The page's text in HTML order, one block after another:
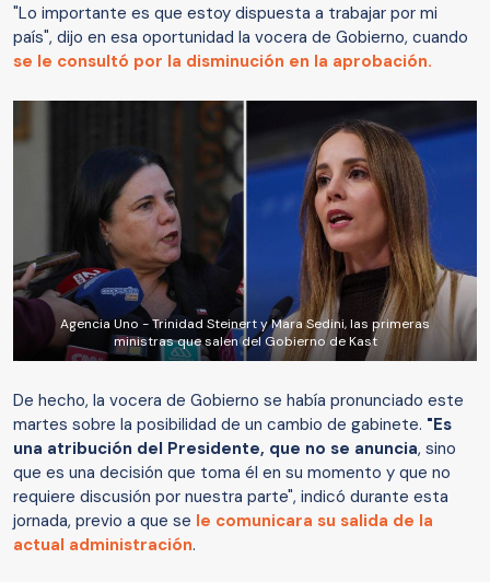
"Lo importante es que estoy dispuesta a trabajar por mi
país", dijo en esa oportunidad la vocera de Gobierno, cuando
se le consultó por la disminución en la aprobación.
Agencia Uno - Trinidad Steinert y Mara Sedini, las primeras
ministras que salen del Gobierno de Kast
De hecho, la vocera de Gobierno se había pronunciado este
martes sobre la posibilidad de un cambio de gabinete. "Es
una atribución del Presidente, que no se anuncia, sino
que es una decisión que toma él en su momento y que no
requiere discusión por nuestra parte", indicó durante esta
jornada, previo a que se le comunicara su salida de la
actual administración.